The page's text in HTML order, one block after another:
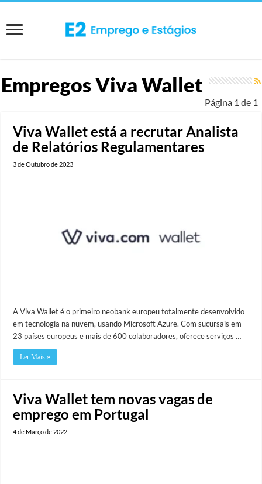
EmpregosViva Wallet
Página 1 de 1
Viva Wallet está a recrutar Analista
de Relatórios Regulamentares
3 de Outubro de 2023
A Viva Wallet é o primeiro neobank europeu totalmente desenvolvido
em tecnologia na nuvem, usando Microsoft Azure. Com sucursais em
23 países europeus e mais de 600 colaboradores, oferece serviços …
Ler Mais »
Viva Wallet tem novas vagas de
emprego em Portugal
4 de Março de 2022